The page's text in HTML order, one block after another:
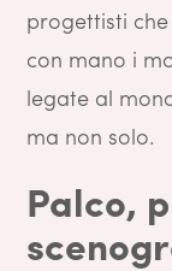
progettisti
con mano i
legate al
ma non solo.
Palco,